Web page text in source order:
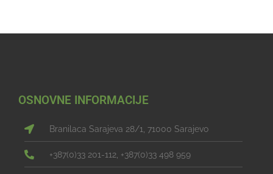
OSNOVNE INFORMACIJE
Branilaca Sarajeva 28/1, 71000 Sarajevo
+387(0)33 201-112, +387(0)33 498 959